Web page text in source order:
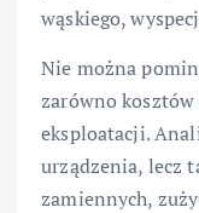
wąskiego,
Nie można
zarówno
eksploatacji.
urządzenia, lecz
zamiennych,